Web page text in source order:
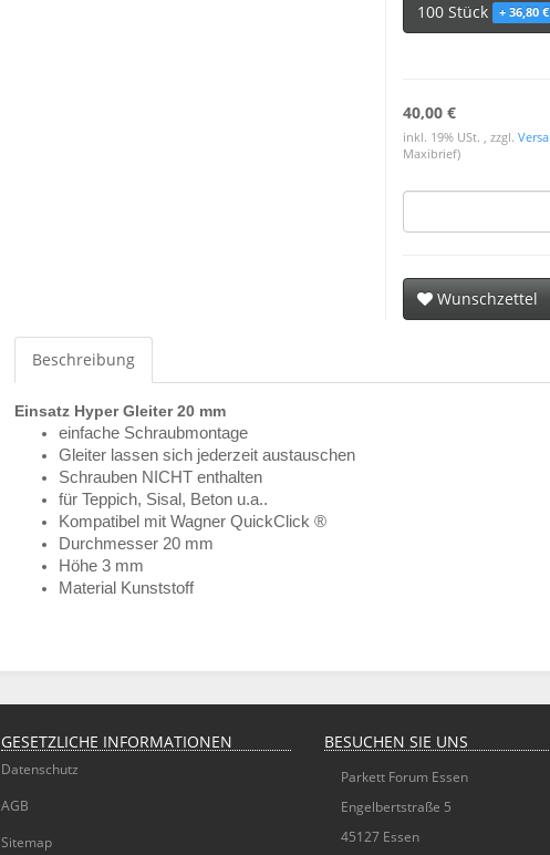
100 Stück + 36,80 €
40,00 €
inkl. 19% USt. , zzgl.
Maxibrief)
Wunschzettel
Beschreibung
Einsatz Hyper Gleiter 20 mm
einfache Schraubmontage
Gleiter lassen sich jederzeit austauschen
Schrauben NICHT enthalten
für Teppich, Sisal, Beton u.a..
Kompatibel mit Wagner QuickClick ®
Durchmesser 20 mm
Höhe 3 mm
Material Kunststoff
GESETZLICHE INFORMATIONEN
Datenschutz
AGB
Sitemap
BESUCHEN SIE UNS
Parkett Forum Essen
Engelbertstraße 5
45127 Essen